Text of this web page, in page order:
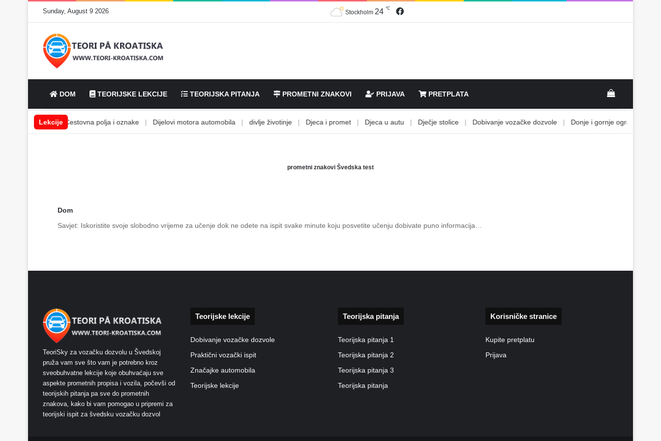
Sunday, August 9 2026 Stockholm 24 ℃ Facebook
DOM TEORIJSKE LEKCIJE TEORIJSKA PITANJA PROMETNI ZNAKOVI PRIJAVA PRETPLATA View your
Lekcije
| Cestovna polja i oznake | Dijelovi motora automobila | divlje životinje | Djeca i promet | Djeca u autu | Dječje stolice | Dobivanje vozačke dozvole | Donje i gornje ograničenje
prometni znakovi Švedska test
Dom
Savjet: Iskoristite svoje slobodno vrijeme za učenje dok ne odete na ispit svake minute koju posvetite učenju dobivate puno informacija…
TeoriSky za vozačku dozvolu u Švedskoj
pruža vam sve što vam je potrebno kroz
sveobuhvatne lekcije koje obuhvaćaju sve
aspekte prometnih propisa i vozila, počevši od
teorijskih pitanja pa sve do prometnih
znakova, kako bi vam pomogao u pripremi za
teorijski ispit za švedsku vozačku dozvol
Teorijske lekcije
Dobivanje vozačke dozvole
Praktični vozački ispit
Značajke automobila
Teorijske lekcije
Teorijska pitanja
Teorijska pitanja 1
Teorijska pitanja 2
Teorijska pitanja 3
Teorijska pitanja
Korisničke stranice
Kupite pretplatu
Prijava